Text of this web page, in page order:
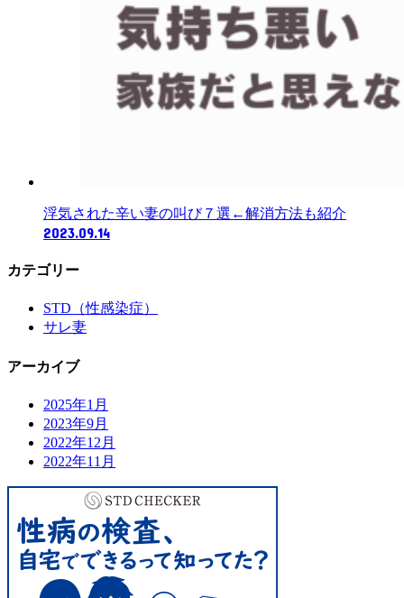
浮気された辛い妻の叫び７選←解消方法も紹介
2023.09.14
カテゴリー
STD（性感染症）
サレ妻
アーカイブ
2025年1月
2023年9月
2022年12月
2022年11月